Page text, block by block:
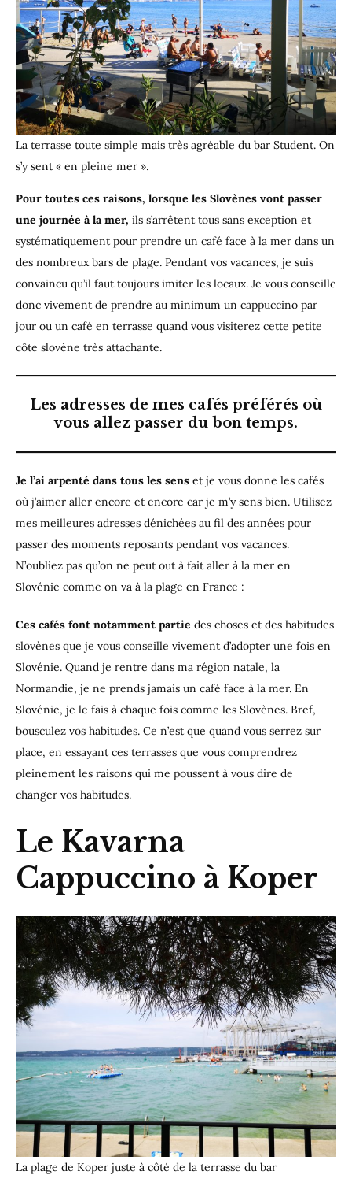
La terrasse toute simple mais très agréable du bar Student. On
s’y sent « en pleine mer ».
Pour toutes ces raisons, lorsque les Slovènes vont passer
une journée à la mer, ils s’arrêtent tous sans exception et
systématiquement pour prendre un café face à la mer dans un
des nombreux bars de plage. Pendant vos vacances, je suis
convaincu qu’il faut toujours imiter les locaux. Je vous conseille
donc vivement de prendre au minimum un cappuccino par
jour ou un café en terrasse quand vous visiterez cette petite
côte slovène très attachante.
Les adresses de mes cafés préférés où
vous allez passer du bon temps.
Je l’ai arpenté dans tous les sens et je vous donne les cafés
où j’aimer aller encore et encore car je m’y sens bien. Utilisez
mes meilleures adresses dénichées au fil des années pour
passer des moments reposants pendant vos vacances.
N’oubliez pas qu’on ne peut out à fait aller à la mer en
Slovénie comme on va à la plage en France :
Ces cafés font notamment partie des choses et des habitudes
slovènes que je vous conseille vivement d’adopter une fois en
Slovénie. Quand je rentre dans ma région natale, la
Normandie, je ne prends jamais un café face à la mer. En
Slovénie, je le fais à chaque fois comme les Slovènes. Bref,
bousculez vos habitudes. Ce n’est que quand vous serrez sur
place, en essayant ces terrasses que vous comprendrez
pleinement les raisons qui me poussent à vous dire de
changer vos habitudes.
Le Kavarna
Cappuccino à Koper
La plage de Koper juste à côté de la terrasse du bar